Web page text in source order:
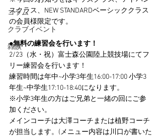
コラム
クラブイベント
雑談
スクラス、NEW STANDARDベーシッククラス
の会員様限定です。
●無料の練習会を行います！
2/23（水・祝）富士森公園陸上競技場にてフ
リー練習会を行います！
練習時間は年中~小学3年生16:00-17:00 小学3
年生~中学生17:10-18:40になります。
※小学3年生の方はご兄弟と一緒の回にご参
加ください。
メインコーチは大澤コーチまたは植野コーチ
が担当します。(メニュー内容は川口が書いた